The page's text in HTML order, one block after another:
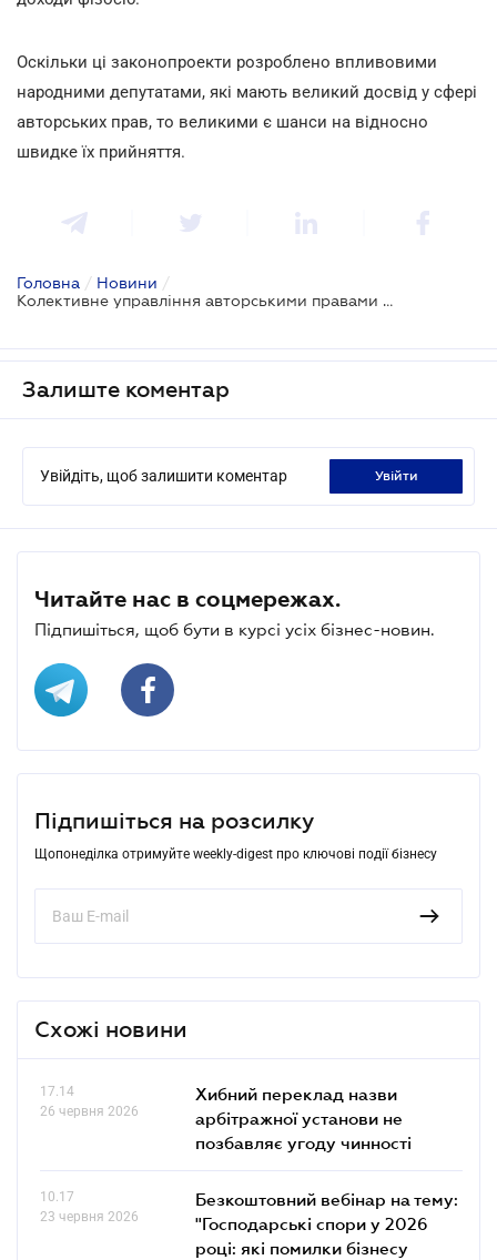
Оскільки ці законопроекти розроблено впливовими
народними депутатами, які мають великий досвід у сфері
авторських прав, то великими є шанси на відносно
швидке їх прийняття.
Головна / Новини /
Колективне управління авторськими правами може бути нормативно впорядковане
Залиште коментар
Увійдіть, щоб залишити коментар увійти
Читайте нас в соцмережах.
Підпишіться, щоб бути в курсі усіх бізнес-новин.
Підпишіться на розсилку
Щопонеділка отримуйте weekly-digest про ключові події бізнесу
Схожі новини
17.14
26 червня 2026
Хибний переклад назви
арбітражної установи не
позбавляє угоду чинності
10.17
23 червня 2026
Безкоштовний вебінар на тему:
"Господарські спори у 2026
році: які помилки бізнесу